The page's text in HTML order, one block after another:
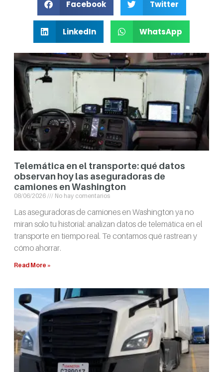
Facebook Twitter
LinkedIn WhatsApp
Telemática en el transporte: qué datos
observan hoy las aseguradoras de
camiones en Washington
08/06/2026 No hay comentarios
Las aseguradoras de camiones en Washington ya no
miran solo tu historial: analizan datos de telemática en el
transporte en tiempo real. Te contamos qué rastrean y
cómo ahorrar.
Read More »